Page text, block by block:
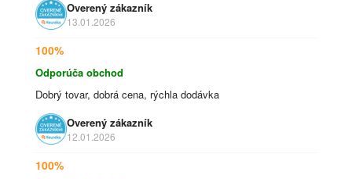
Overený zákazník
13.01.2026
100%
Odporúča obchod
Dobrý tovar, dobrá cena, rýchla dodávka
Overený zákazník
12.01.2026
100%